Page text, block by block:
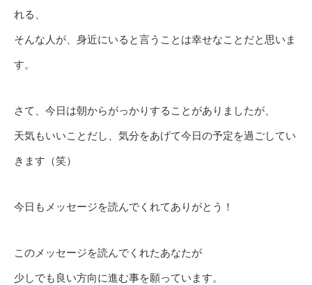
れる、
そんな人が、身近にいると言うことは幸せなことだと思いま
す。
さて、今日は朝からがっかりすることがありましたが、
天気もいいことだし、気分をあげて今日の予定を過ごしてい
きます（笑）
今日もメッセージを読んでくれてありがとう！
このメッセージを読んでくれたあなたが
少しでも良い方向に進む事を願っています。